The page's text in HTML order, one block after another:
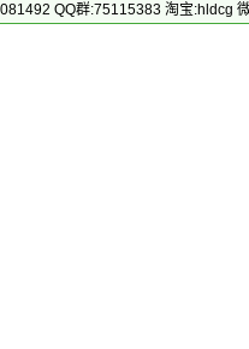
QQ群:75115383 淘宝:hldcg